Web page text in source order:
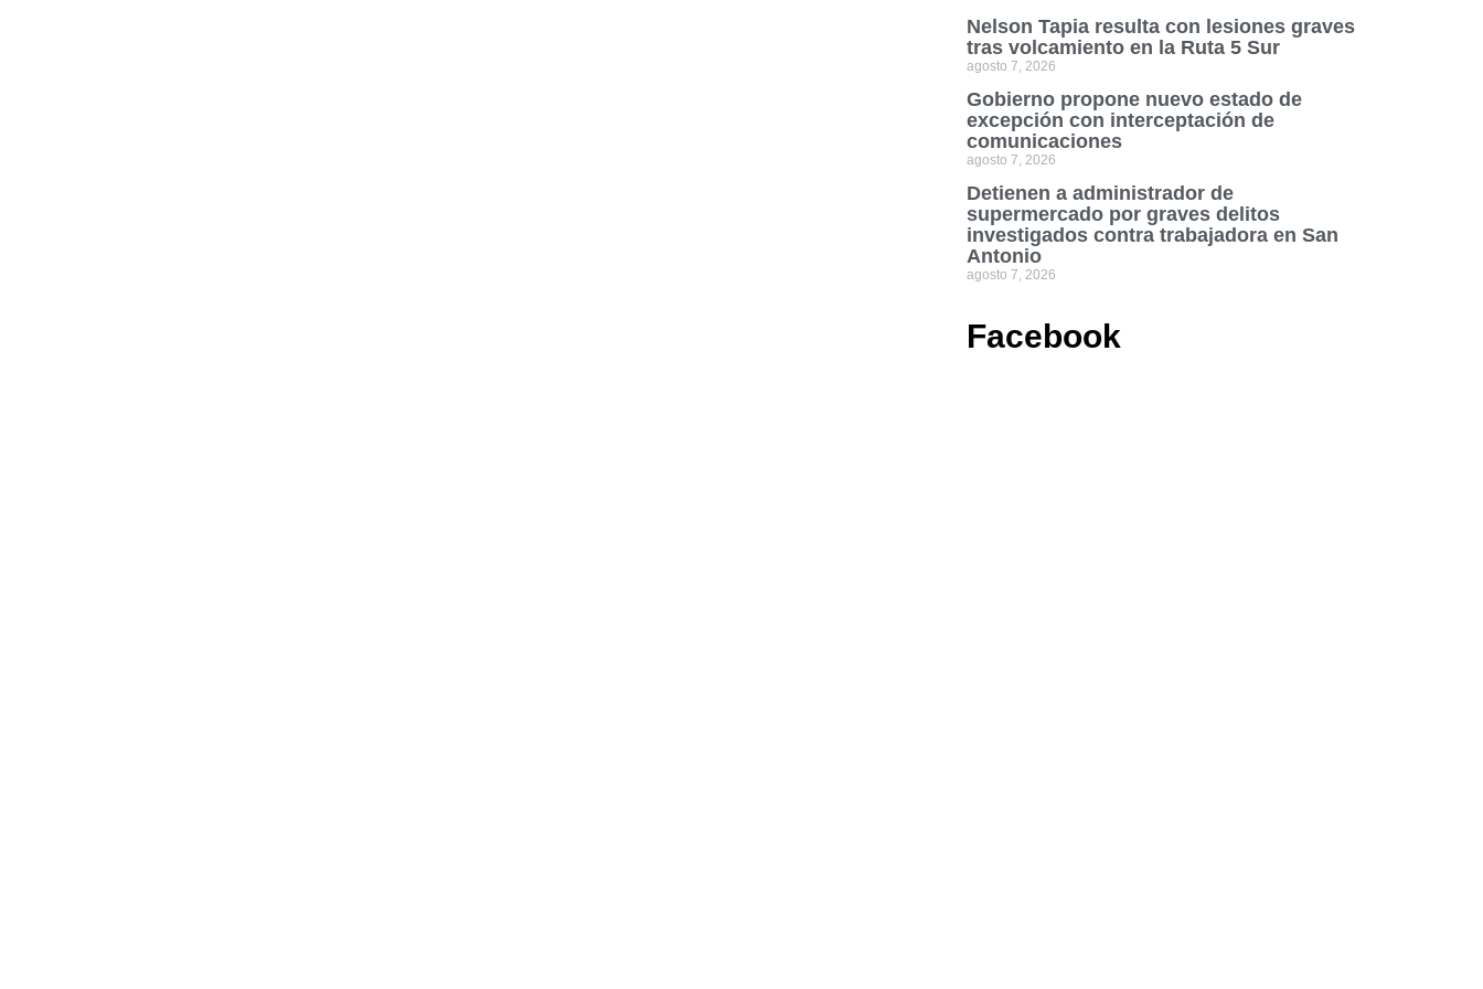
Nelson Tapia resulta con lesiones graves
tras volcamiento en la Ruta 5 Sur
agosto 7, 2026
Gobierno propone nuevo estado de
excepción con interceptación de
comunicaciones
agosto 7, 2026
Detienen a administrador de
supermercado por graves delitos
investigados contra trabajadora en San
Antonio
agosto 7, 2026
Facebook